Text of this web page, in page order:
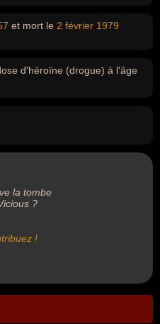
et mort le 2 février 1979
d'héroïne (drogue) à l'âge
la tombe
?
!